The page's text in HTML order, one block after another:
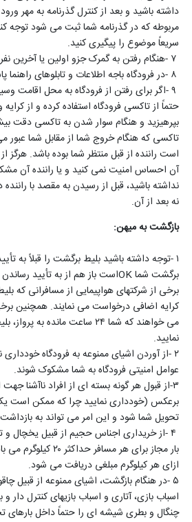
داشته باشید و بعد از کنترل گذرنامه به مهر
مربوطه که در گذرنامه شما ثبت می شود توجه
سریعاً موضوع را پیگیری کنید.
۷ -هنگام رفتن به گمرک جزو اولین یا آخرین
۸ -در فرودگاه باجه اطلاعات و تابلوهای
۹-اگر برای رفتن از فرودگاه به محل اقامت
حتماً از تاکسی فرودگاه استفاده کرده و از کرایه
بپرهیزید و هنگام سوار شدن به تاکسی دقت
تاکسی که هنگام خروج شما از مقابل شما
است راننده از قبل منتظر شما بوده باشد. هرگز
آن احساس امنیت نمی کنید و یا راننده آن
نداشته باشید، قبل از رسیدن به مقصد با
نه بعد از آن.
بازگشت به میهن:
۱-توجه داشته باشید بلیط برگشت را قبلاً به
برگشت شماOKاست باز هم از به تأیید
برخی از شرکتهای هواپیمایی از مسافرانی که
کرایه اضافی درخواست می نمایند. همچنین
می خواهند که شما ۲۴ ساعت مانده
نمایید.
۲-از آوردن اشیای ممنوعه به فرودگاه
عوامل امنیتی فرودگاه به شما مشکوک شوند.
۳-از قبول هر گونه بسته ای از افراد ناآشنا جهت
برعکس )خودداری نمایید چرا که ممکن است
تحویل شما شود و این امر می تواند به
۴-از خریداری اجناس حجیم از قبیل یخچال و
بار مجاز برای هر مسافر
ازای هر کیلوگرم مبلغی دریافت می شود.
۵-در هنگام بازگشت، اشیای ممنوعه از قبیل
اسباب بازی، آتاری و اسباب بازیهای کنترل دار
چنگال و بطری شیشه ای را حتماً داخل بارهای